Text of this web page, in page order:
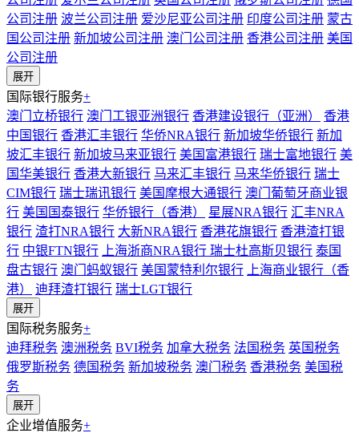
公司注册 波兰公司注册 爱沙尼亚公司注册 印度公司注册 蒙古
国公司注册 新加坡公司注册 澳门公司注册 香港公司注册 美国
公司注册
展开
国际银行服务+
澳门立桥银行 澳门工银亚洲银行 香港建设银行（亚洲）
香港
中国银行 香港汇丰银行 华侨NRA银行 新加坡华侨银行 新加
坡汇丰银行 新加坡马来亚银行 美国富港银行 瑞士富地银行 美
国华美银行 香港大新银行 马来汇丰银行 马来华侨银行 瑞士
CIM银行 瑞士瑞讯银行 美国摩根大通银行 澳门葡萄牙商业银
行 美国国泰银行 华侨银行（香港） 星展NRA银行 汇丰NRA
银行 渣打NRA银行 大新NRA银行 香港花旗银行 香港渣打银
行 中银FTN银行 上海浙商NRA银行 瑞士杜高斯贝银行 泰国
盘古银行 澳门蚂蚁银行 美国蒙特利尔银行
上海商业银行（香
港）
迪拜渣打银行 瑞士LGT银行
展开
国际税务服务+
迪拜税务 澳洲税务 BVI税务 加拿大税务 法国税务 英国税务
俄罗斯税务 德国税务 新加坡税务 澳门税务 香港税务 美国税
务
展开
企业增值服务+